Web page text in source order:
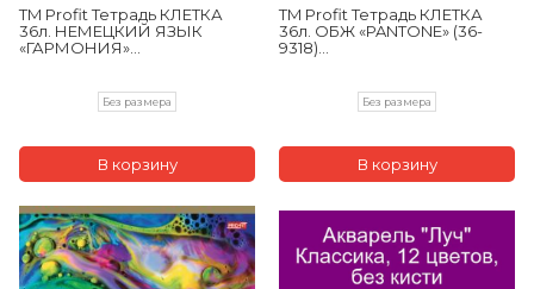
TM Profit Тетрадь КЛЕТКА
36л. НЕМЕЦКИЙ ЯЗЫК
«ГАРМОНИЯ»...
Без размера
TM Profit Тетрадь КЛЕТКА
36л. ОБЖ «PANTONE» (36-
9318)...
Без размера